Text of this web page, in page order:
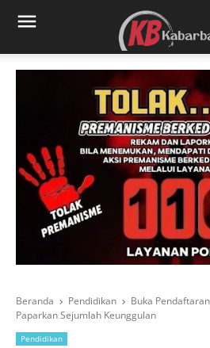
Beranda Pendidikan
Buka
Paparkan Sejumlah Keunggulan
Pendidikan